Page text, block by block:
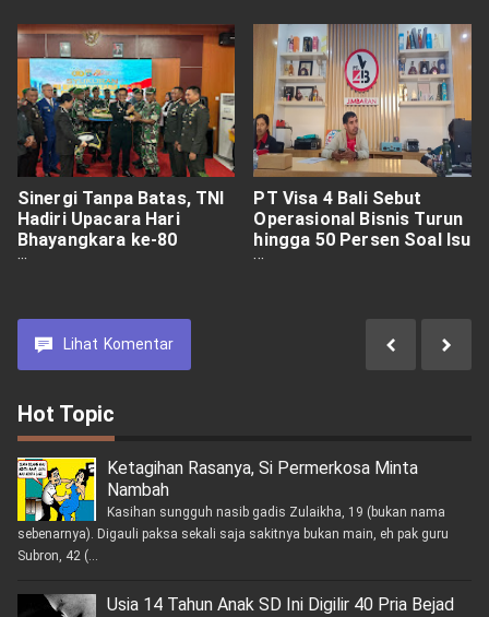
Sinergi Tanpa Batas, TNI
Hadiri Upacara Hari
Bhayangkara ke-80
Wujudkan Malinau Aman
PT Visa 4 Bali Sebut
Operasional Bisnis Turun
hingga 50 Persen Soal Isu
Miring Diperiksa KPK RI
Lihat Komentar
Hot Topic
Ketagihan Rasanya, Si Permerkosa Minta
Nambah
Kasihan sungguh nasib gadis Zulaikha, 19 (bukan nama
sebenarnya). Digauli paksa sekali saja sakitnya bukan main, eh pak guru
Subron, 42 (...
Usia 14 Tahun Anak SD Ini Digilir 40 Pria Bejad